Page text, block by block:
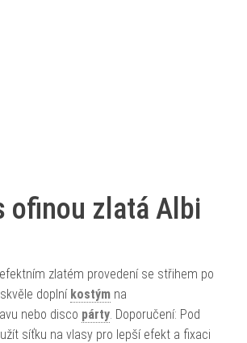
ofinou zlatá Albi
byla: 399 Kč.
zlatém provedení se střihem po
doplní kostým na
nebo disco párty. Doporučení: Pod
síťku na vlasy pro lepší efekt a fixaci